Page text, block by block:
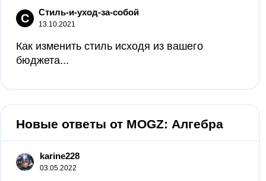
С Стиль-и-уход-за-собой
13.10.2021
Как изменить стиль исходя из вашего
бюджета...
Новые ответы от MOGZ: Алгебра
karine228
03.05.2022